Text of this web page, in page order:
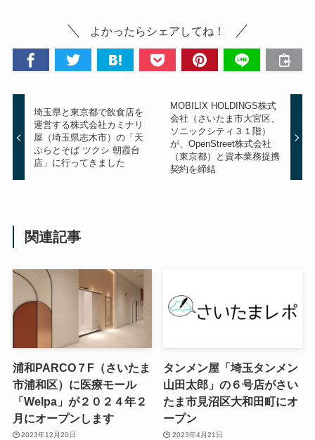
よかったらシェアしてね！
埼玉県と東京都で飲食店を
運営する株式会社カミナリ
屋（埼玉県志木市）の「天
ぷらとそば ツクシ 朝霞台
店」に行ってきました
MOBILIX HOLDINGS株式
会社（さいたま市大宮区、
ソニックシティ３１階）
が、OpenStreet株式会社
（東京都）と資本業務提携
契約を締結
関連記事
浦和PARCO７F（さいたま
市浦和区）に医療モール
「Welpa」が２０２４年２
月にオープンします
2023年12月20日
タンメン屋「埼玉タンメン
山田太郎」の６号店がさい
たま市見沼区大和田町にオ
ープン
2023年4月21日